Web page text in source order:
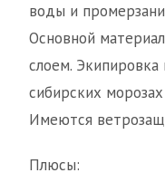
воды и
Основной
слоем. Экипировка
сибирских
Имеются
Плюсы: